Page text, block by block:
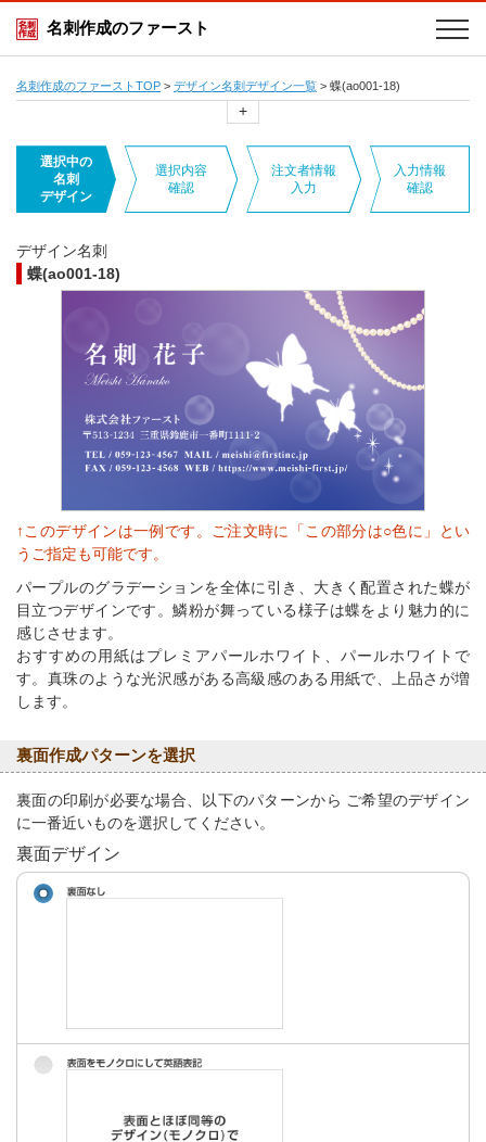
名刺作成のファースト
名刺作成のファーストTOP > デザイン名刺デザイン一覧 > 蝶(ao001-18)
+
選択中の
名刺
デザイン
選択内容
確認
注文者情報
入力
入力情報
確認
デザイン名刺
蝶(ao001-18)
↑このデザインは一例です。ご注文時に「この部分は○色に」とい
うご指定も可能です。
パープルのグラデーションを全体に引き、大きく配置された蝶が
目立つデザインです。鱗粉が舞っている様子は蝶をより魅力的に
感じさせます。
おすすめの用紙はプレミアパールホワイト、パールホワイトで
す。真珠のような光沢感がある高級感のある用紙で、上品さが増
します。
裏面作成パターンを選択
裏面の印刷が必要な場合、以下のパターンから ご希望のデザイン
に一番近いものを選択してください。
裏面デザイン